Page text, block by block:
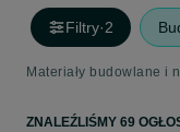
Filtry·2
Materiały budowlane i
ZNALEŹLIŚMY 69